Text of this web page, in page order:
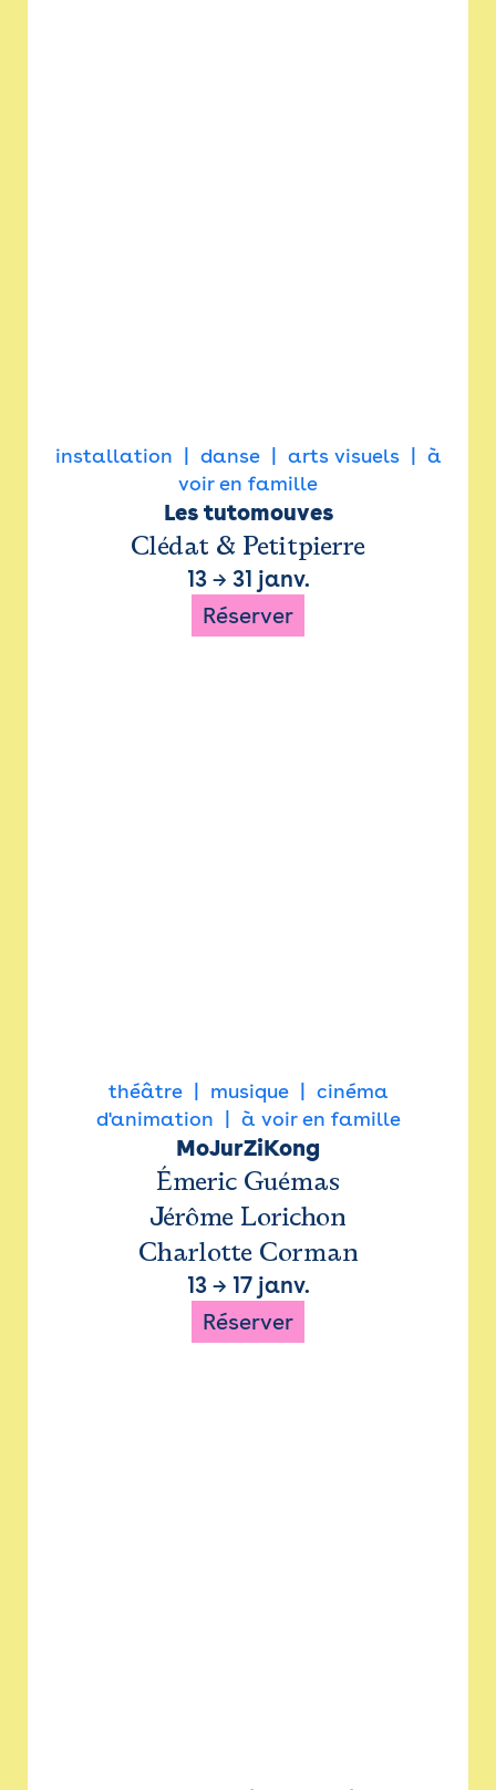
installation danse arts visuels
à
voir en famille
Les tutomouves
Clédat & Petitpierre
13→ 31 janv.
Réserver
théâtre musique
cinéma
d'animation
à voir en famille
MoJurZiKong
Émeric Guémas
Jérôme Lorichon
Charlotte Corman
13→ 17 janv.
Réserver